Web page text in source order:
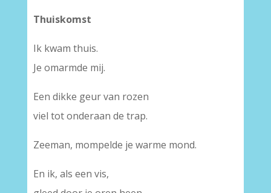
Thuiskomst
Ik kwam thuis.
Je omarmde mij.
Een dikke geur van rozen
viel tot onderaan de trap.
Zeeman, mompelde je warme mond.
En ik, als een vis,